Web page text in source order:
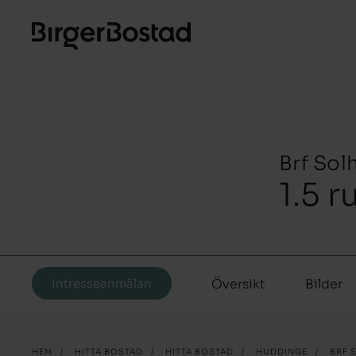
Brf
1.5
Intresseanmälan Översikt Bilder
HEM / HITTA BOSTAD / HITTA BOSTAD / HUDDINGE / BRF